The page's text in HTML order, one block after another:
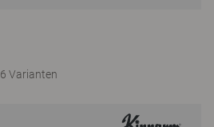
6 Varianten